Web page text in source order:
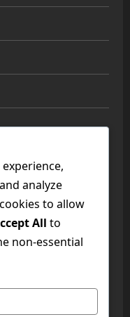
analyze
to allow
All to
non-essential